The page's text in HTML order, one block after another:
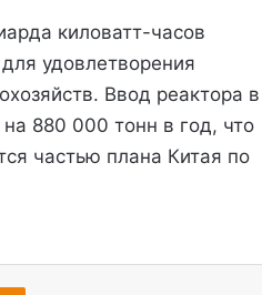
киловатт-часов
удовлетворения
Ввод реактора в
на 880 000 тонн в год, что
частью плана Китая по